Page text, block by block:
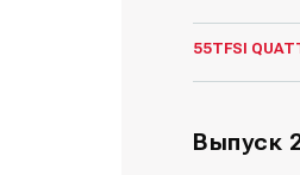
55TFSI
Выпуск